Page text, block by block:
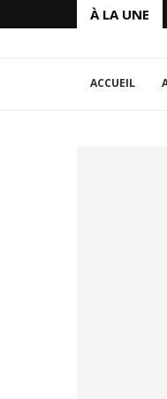
À LA UNE
ACCUEIL